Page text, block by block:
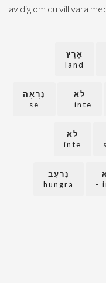
av dig om du vill vara
אֶרֶץ
land
לֹא
inte -
נִרְאֶה
se
לֹא
inte
נִרְעָב
hungra